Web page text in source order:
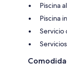
Piscina
Piscina
Servicio